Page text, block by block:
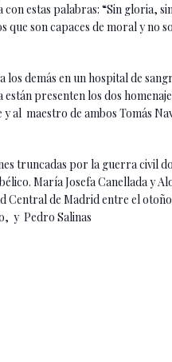
estas palabras: “Sin gloria,
son capaces de moral y no
demás en un hospital de
presenten los dos
al maestro de ambos Tomás
truncadas por la guerra civil
María Josefa Canellada y
de Madrid entre el otoño
y Pedro Salinas